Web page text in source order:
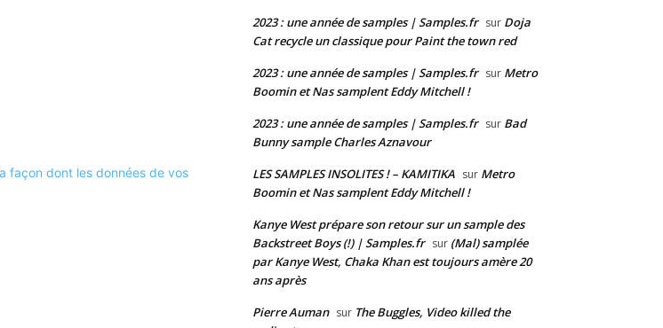
façon dont les données de vos
2023 : une année de samples | Samples.fr sur Doja
Cat recycle un classique pour Paint the town red
2023 : une année de samples | Samples.fr sur Metro
Boomin et Nas samplent Eddy Mitchell !
2023 : une année de samples | Samples.fr sur Bad
Bunny sample Charles Aznavour
LES SAMPLES INSOLITES ! – KAMITIKA sur Metro
Boomin et Nas samplent Eddy Mitchell !
Kanye West prépare son retour sur un sample des
Backstreet Boys (!) | Samples.fr sur (Mal) samplée
par Kanye West, Chaka Khan est toujours amère 20
ans après
Pierre Auman sur The Buggles, Video killed the